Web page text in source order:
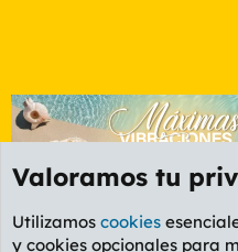
Valencia
Valoramos tu
Utilizamos cookies
y cookies opcionales para